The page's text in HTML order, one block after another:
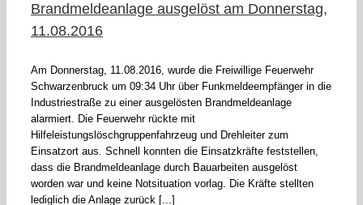
Brandmeldeanlage ausgelöst am Donnerstag,
11.08.2016
Am Donnerstag, 11.08.2016, wurde die Freiwillige Feuerwehr
Schwarzenbruck um 09:34 Uhr über Funkmeldeempfänger in die
Industriestraße zu einer ausgelösten Brandmeldeanlage
alarmiert. Die Feuerwehr rückte mit
Hilfeleistungslöschgruppenfahrzeug und Drehleiter zum
Einsatzort aus. Schnell konnten die Einsatzkräfte feststellen,
dass die Brandmeldeanlage durch Bauarbeiten ausgelöst
worden war und keine Notsituation vorlag. Die Kräfte stellten
lediglich die Anlage zurück [...]